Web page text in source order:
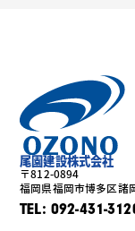
尾園建設株式会社
〒812-0894
福岡県福岡市博多区諸
TEL: 092-431-